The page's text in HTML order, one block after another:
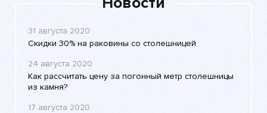
31 августа 2020
Скидки 30% на раковины со столешницей
24 августа 2020
Как рассчитать цену за погонный метр столешницы
из камня?
17 августа 2020